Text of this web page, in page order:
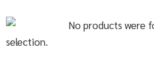
No products were
selection.